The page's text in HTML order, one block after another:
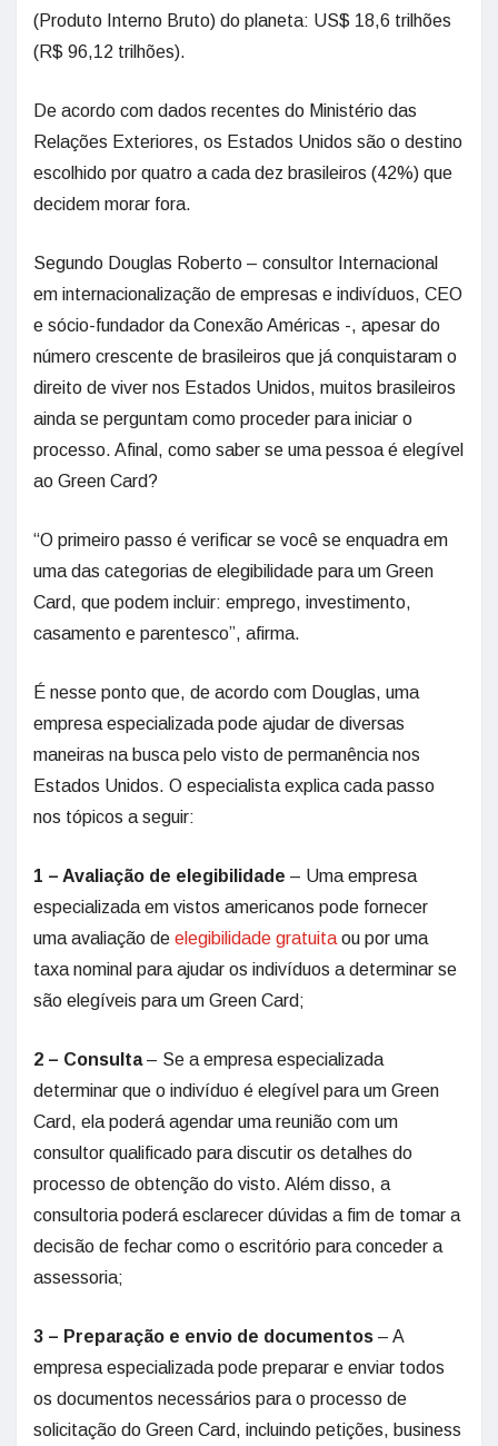
(Produto Interno Bruto) do planeta: US$ 18,6 trilhões
(R$ 96,12 trilhões).
De acordo com dados recentes do Ministério das
Relações Exteriores, os Estados Unidos são o destino
escolhido por quatro a cada dez brasileiros (42%) que
decidem morar fora.
Segundo Douglas Roberto – consultor Internacional
em internacionalização de empresas e indivíduos, CEO
e sócio-fundador da Conexão Américas -, apesar do
número crescente de brasileiros que já conquistaram o
direito de viver nos Estados Unidos, muitos brasileiros
ainda se perguntam como proceder para iniciar o
processo. Afinal, como saber se uma pessoa é elegível
ao Green Card?
“O primeiro passo é verificar se você se enquadra em
uma das categorias de elegibilidade para um Green
Card, que podem incluir: emprego, investimento,
casamento e parentesco”, afirma.
É nesse ponto que, de acordo com Douglas, uma
empresa especializada pode ajudar de diversas
maneiras na busca pelo visto de permanência nos
Estados Unidos. O especialista explica cada passo
nos tópicos a seguir:
1 – Avaliação de elegibilidade – Uma empresa
especializada em vistos americanos pode fornecer
uma avaliação de elegibilidade gratuita ou por uma
taxa nominal para ajudar os indivíduos a determinar se
são elegíveis para um Green Card;
2 – Consulta– Se a empresa especializada
determinar que o indivíduo é elegível para um Green
Card, ela poderá agendar uma reunião com um
consultor qualificado para discutir os detalhes do
processo de obtenção do visto. Além disso, a
consultoria poderá esclarecer dúvidas a fim de tomar a
decisão de fechar como o escritório para conceder a
assessoria;
3 – Preparação e envio de documentos – A
empresa especializada pode preparar e enviar todos
os documentos necessários para o processo de
solicitação do Green Card, incluindo petições, business